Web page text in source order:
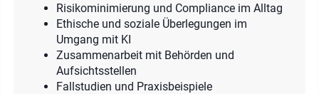
Risikominimierung und Compliance im Alltag
Ethische und soziale Überlegungen im
Umgang mit KI
Zusammenarbeit mit Behörden und
Aufsichtsstellen
Fallstudien und Praxisbeispiele